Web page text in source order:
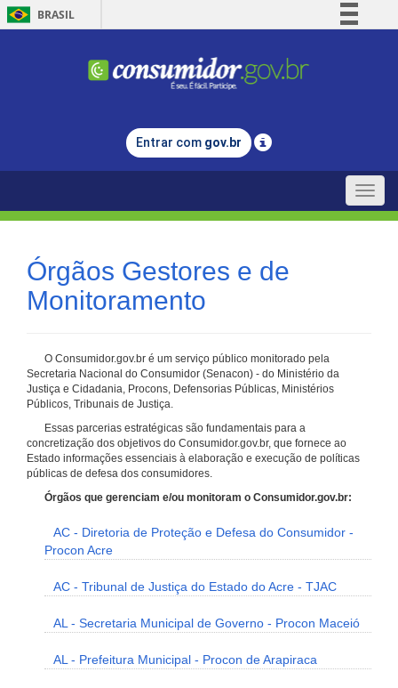
BRASIL
Comunica BR
Legislação
Entrar com gov.br
Toggle
Órgãos Gestores e de
Monitoramento
O Consumidor.gov.br é um serviço público monitorado pela
Secretaria Nacional do Consumidor (Senacon) - do Ministério da
Justiça e Cidadania, Procons, Defensorias Públicas, Ministérios
Públicos, Tribunais de Justiça.
Essas parcerias estratégicas são fundamentais para a
concretização dos objetivos do Consumidor.gov.br, que fornece ao
Estado informações essenciais à elaboração e execução de políticas
públicas de defesa dos consumidores.
Órgãos que gerenciam e/ou monitoram o Consumidor.gov.br:
AC - Diretoria de Proteção e Defesa do Consumidor -
Procon Acre
AC - Tribunal de Justiça do Estado do Acre - TJAC
AL - Secretaria Municipal de Governo - Procon Maceió
AL - Prefeitura Municipal - Procon de Arapiraca